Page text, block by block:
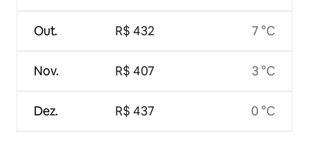
Out.
Nov.
Dez.
R$ 432
R$ 407
R$ 437
7 °C
3 °C
0 °C